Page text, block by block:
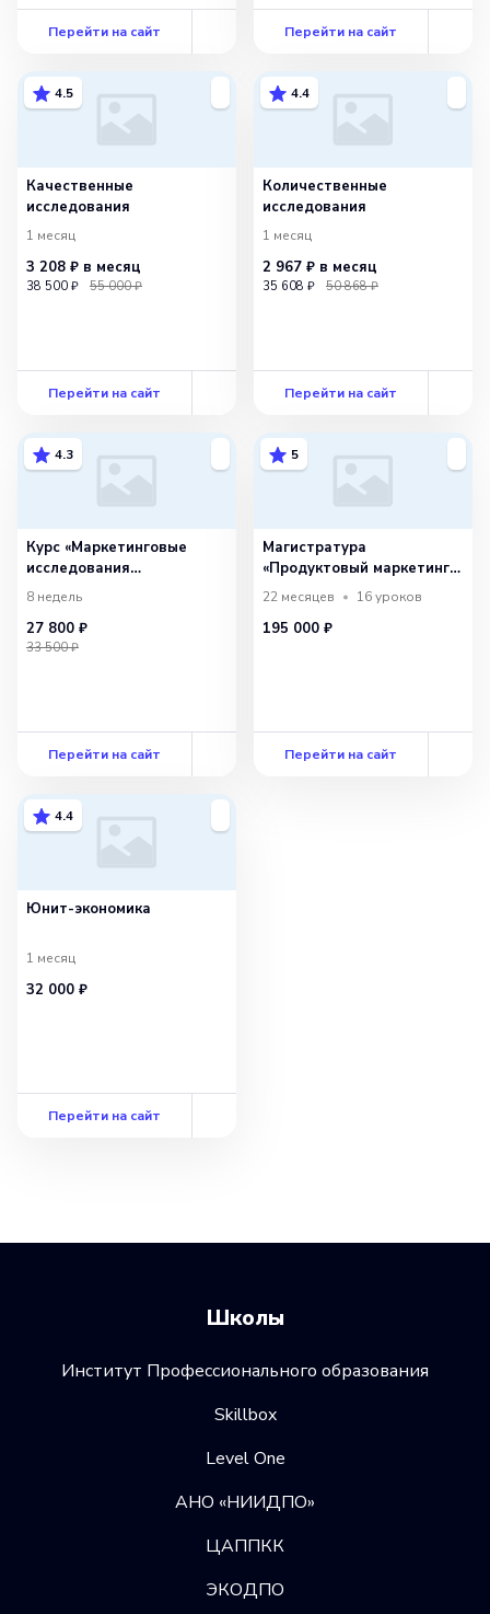
Перейти на сайт Перейти на сайт
4.5
Качественные
исследования
1 месяц
3 208 ₽ в месяц
38 500 ₽ 55 000 ₽
Перейти на сайт
4.4
Количественные
исследования
1 месяц
2 967 ₽ в месяц
35 608 ₽ 50 868 ₽
Перейти на сайт
4.3
Курс «Маркетинговые
исследования
и аналитика» (340ч)
8 недель
27 800 ₽
33 500 ₽
Перейти на сайт
5
Магистратура
«Продуктовый маркетинг
и аналитика»
с Финансовым
университетом
22 месяцев 16уроков
195 000 ₽
Перейти на сайт
4.4
Юнит-экономика
1 месяц
32 000 ₽
Перейти на сайт
Школы
Институт Профессионального образования
Skillbox
Level One
АНО «НИИДПО»
ЦАППКК
ЭКОДПО